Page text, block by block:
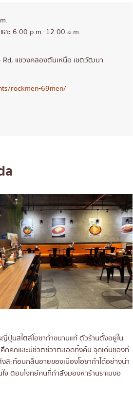
ะ 6:00 p.m.-12:00 a.m.
แขวงคลองตันเหนือ เขตวัฒนา
rockmen-69men/
ปุ่นสไตล์โอซาก้าขนานแท้ ตัวร้านตั้งอยู่ใน
กคักและมีชีวิตชีวาตลอดทั้งคืน จุดเด่นของที่
ท้อนกลิ่นอายของเมืองโอซาก้าได้อย่างน่า
ตอบโจทย์คนที่กำลังมองหาร้านราเมงอ